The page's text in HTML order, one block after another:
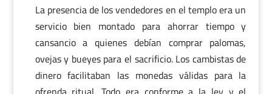
La presencia de los vendedores en el templo era un
servicio bien montado para ahorrar tiempo y
cansancio a quienes debían comprar palomas,
ovejas y bueyes para el sacrificio. Los cambistas de
dinero facilitaban las monedas válidas para la